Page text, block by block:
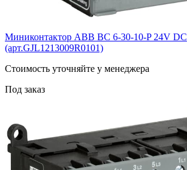
Миниконтактор ABB ВС 6-30-10-P 24V DC
(арт.GJL1213009R0101)
Cтоимость уточняйте у менеджера
Под заказ